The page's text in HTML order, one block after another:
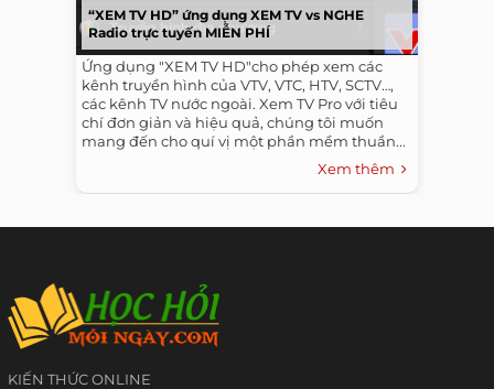
“XEM TV HD” ứng dụng XEM TV vs NGHE
Radio trực tuyến MIỄN PHÍ
Ứng dụng "XEM TV HD"cho phép xem các
kênh truyền hình của VTV, VTC, HTV, SCTV…,
các kênh TV nước ngoài. Xem TV Pro với tiêu
chí đơn giản và hiệu quả, chúng tôi muốn
mang đến cho quí vị một phần mềm thuần...
Xem thêm
KIẾN THỨC ONLINE